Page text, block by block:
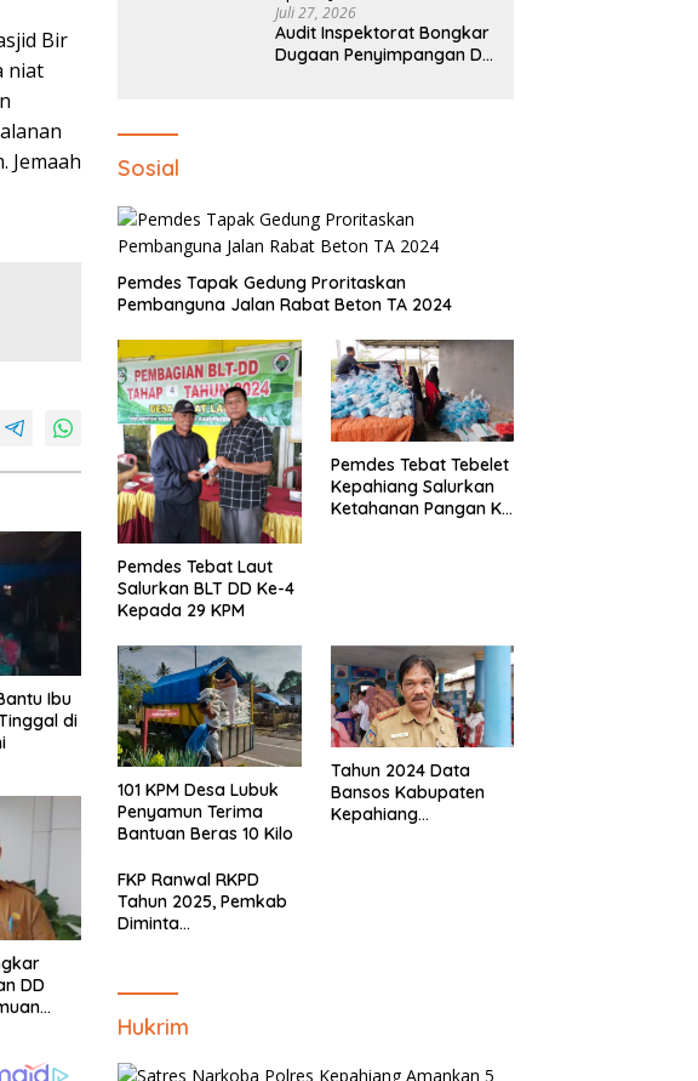
Bir
niat
Jemaah
Ibu
di
DD
Juli 27, 2026
Audit Inspektorat Bongkar
Dugaan Penyimpangan DD
Sosial
Pemdes Tapak Gedung Proritaskan
Pembanguna Jalan Rabat Beton TA 2024
Pemdes Tebat Laut
Salurkan BLT DD Ke-4
Kepada 29 KPM
Pemdes Tebat Tebelet
Kepahiang Salurkan
Ketahanan Pangan Ke
101 KPM Desa Lubuk
Penyamun Terima
Bantuan Beras 10 Kilo
Tahun 2024 Data
Bansos Kabupaten
Kepahiang
FKP Ranwal RKPD
Tahun 2025, Pemkab
Diminta
Kepahiang
Hukrim